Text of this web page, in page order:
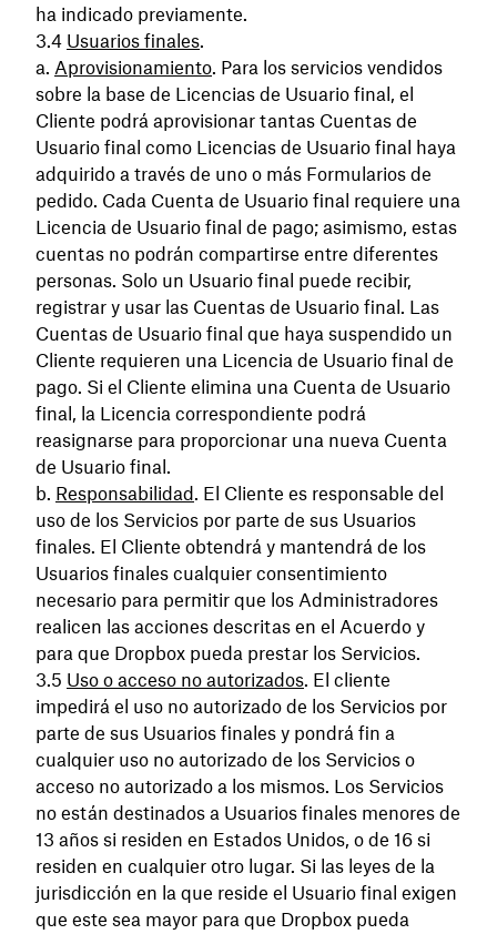
ha indicado previamente.
Usuarios finales.
Aprovisionamiento. Para los servicios vendidos
sobre la base de Licencias de Usuario final, el
Cliente podrá aprovisionar tantas Cuentas de
Usuario final como Licencias de Usuario final haya
adquirido a través de uno o más Formularios de
pedido. Cada Cuenta de Usuario final requiere una
Licencia de Usuario final de pago; asimismo, estas
cuentas no podrán compartirse entre diferentes
personas. Solo un Usuario final puede recibir,
registrar y usar las Cuentas de Usuario final. Las
Cuentas de Usuario final que haya suspendido un
Cliente requieren una Licencia de Usuario final de
pago. Si el Cliente elimina una Cuenta de Usuario
final, la Licencia correspondiente podrá
reasignarse para proporcionar una nueva Cuenta
de Usuario final.
Responsabilidad . El Cliente es responsable del
uso de los Servicios por parte de sus Usuarios
finales. El Cliente obtendrá y mantendrá de los
Usuarios finales cualquier consentimiento
necesario para permitir que los Administradores
realicen las acciones descritas en el Acuerdo y
para que Dropbox pueda prestar los Servicios.
Uso o acceso no autorizados. El cliente
impedirá el uso no autorizado de los Servicios por
parte de sus Usuarios finales y pondrá fin a
cualquier uso no autorizado de los Servicios o
acceso no autorizado a los mismos. Los Servicios
no están destinados a Usuarios finales menores de
13 años si residen en Estados Unidos, o de 16 si
residen en cualquier otro lugar. Si las leyes de la
jurisdicción en la que reside el Usuario final exigen
que este sea mayor para que Dropbox pueda